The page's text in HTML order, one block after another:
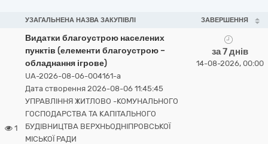
УЗАГАЛЬНЕНА НАЗВА ЗАКУПІВЛІ ЗАВЕРШЕННЯ
1
Видатки благоустрою населених
пунктів (елементи благоустрою –
обладнання ігрове)
UA-2026-08-06-004161-a
Дата створення 2026-08-06 11:45:45
УПРАВЛІННЯ ЖИТЛОВО -КОМУНАЛЬНОГО
ГОСПОДАРСТВА ТА КАПІТАЛЬНОГО
БУДІВНИЦТВА ВЕРХНЬОДНІПРОВСЬКОЇ
МІСЬКОЇ РАДИ
за 7 днів
14-08-2026, 00:00